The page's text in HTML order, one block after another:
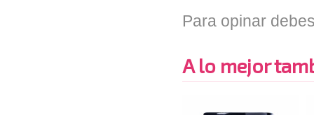
Para opinar
A lo mejor